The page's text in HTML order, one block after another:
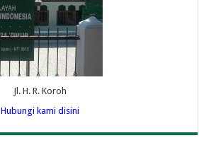
Jl. H. R. Koroh
Hubungi kami disini